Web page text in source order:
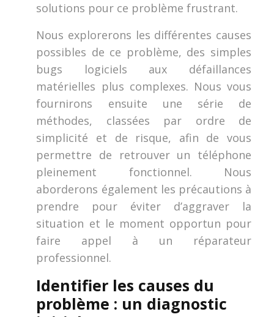
solutions pour ce problème frustrant.
Nous explorerons les différentes causes
possibles de ce problème, des simples
bugs logiciels aux défaillances
matérielles plus complexes. Nous vous
fournirons ensuite une série de
méthodes, classées par ordre de
simplicité et de risque, afin de vous
permettre de retrouver un téléphone
pleinement fonctionnel. Nous
aborderons également les précautions à
prendre pour éviter d’aggraver la
situation et le moment opportun pour
faire appel à un réparateur
professionnel.
Identifier les causes du
problème : un diagnostic